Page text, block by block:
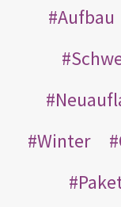
Aufbau
Winter